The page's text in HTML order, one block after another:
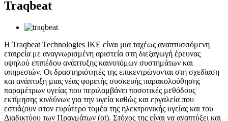
Traqbeat
Image
Η Traqbeat Technologies ΙΚΕ είναι μια ταχέως αναπτυσσόμενη
εταιρεία με αναγνωρισμένη αριστεία στη διεξαγωγή έρευνας
υψηλού επιπέδου ανάπτυξης καινοτόμων συστημάτων και
υπηρεσιών. Οι δραστηριότητές της επικεντρώνονται στη σχεδίαση
και ανάπτυξη μιας νέας φορετής συσκευής παρακολούθησης
παραμέτρων υγείας που περιλαμβάνει ποσοτικές μεθόδους
εκτίμησης κινδύνων για την υγεία καθώς και εργαλεία που
εστιάζουν στον ευρύτερο τομέα της ηλεκτρονικής υγείας και του
Διαδικτύου των Πραγμάτων (ot). Στόχος της είναι να αναπτύξει και